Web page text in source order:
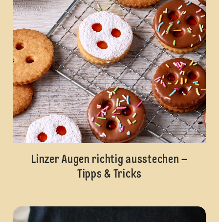
Linzer Augen richtig ausstechen –
Tipps & Tricks